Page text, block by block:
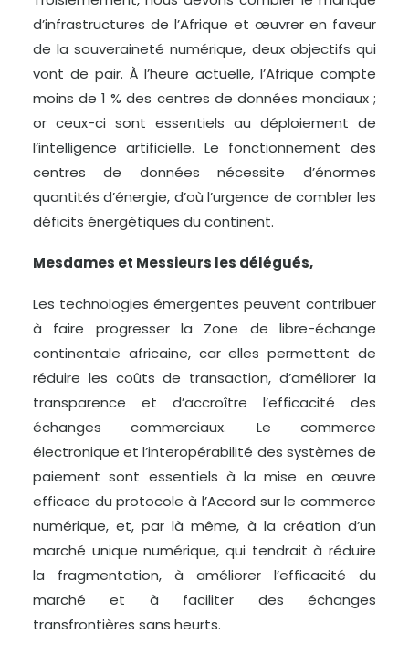
d’infrastructures de l’Afrique et œuvrer en faveur
de la souveraineté numérique, deux objectifs qui
vont de pair. À l’heure actuelle, l’Afrique compte
moins de 1 % des centres de données mondiaux ;
or ceux-ci sont essentiels au déploiement de
l’intelligence artificielle. Le fonctionnement des
centres de données nécessite d’énormes
quantités d’énergie, d’où l’urgence de combler les
déficits énergétiques du continent.
Mesdames et Messieurs les délégués,
Les technologies émergentes peuvent contribuer
à faire progresser la Zone de libre-échange
continentale africaine, car elles permettent de
réduire les coûts de transaction, d’améliorer la
transparence et d’accroître l’efficacité des
échanges commerciaux. Le commerce
électronique et l’interopérabilité des systèmes de
paiement sont essentiels à la mise en œuvre
efficace du protocole à l’Accord sur le commerce
numérique, et, par là même, à la création d’un
marché unique numérique, qui tendrait à réduire
la fragmentation, à améliorer l’efficacité du
marché et à faciliter des échanges
transfrontières sans heurts.